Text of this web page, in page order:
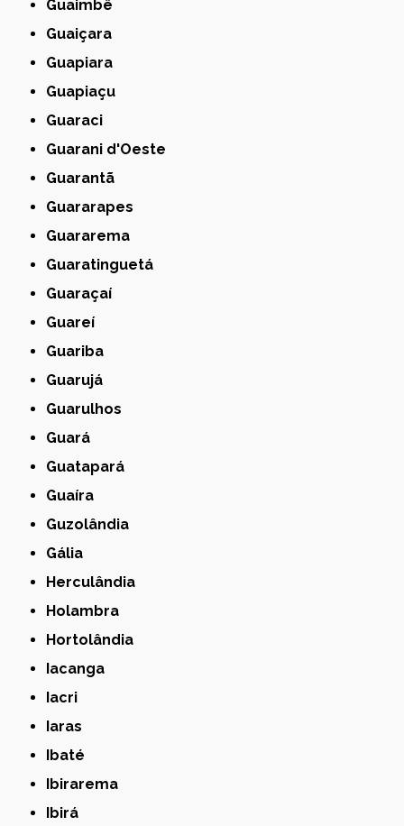
Guaimbê
Guaiçara
Guapiara
Guapiaçu
Guaraci
Guarani d'Oeste
Guarantã
Guararapes
Guararema
Guaratinguetá
Guaraçaí
Guareí
Guariba
Guarujá
Guarulhos
Guará
Guatapará
Guaíra
Guzolândia
Gália
Herculândia
Holambra
Hortolândia
Iacanga
Iacri
Iaras
Ibaté
Ibirarema
Ibirá